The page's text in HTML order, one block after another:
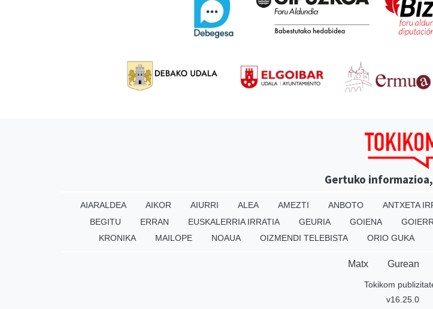
Gertuko
AIARALDEA AIKOR AIURRI ALEA AMEZTI ANBOTO ANTXETA
BEGITU
ERRAN EUSKALERRIA IRRATIA GEURIA GOIENA
KRONIKA
MAILOPE NOAUA OIZMENDI TELEBISTA ORIO GUKA
Matx Gurean
Tokikom
v16.25.0